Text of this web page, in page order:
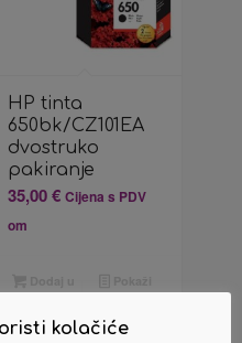
HP tinta
650bk/CZ101EA
dvostruko
pakiranje
35,00€ Cijena s PDV
om
košaricu
detalje
kolačiće